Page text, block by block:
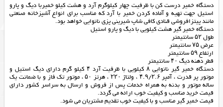
دستگاه خمیر درست کن با ظرفیت چهار کیلوگرم آرد و هشت کیلو خمیربا دیگ و پارو
استیل جهت تهیه و آماده کردن خمیر با آرد که مناسب برای انواع آشپزخانه صنعتی
مانند پیتزافروشی قنادی کافی شاپ شیرینی پزی نانوایی خواهد بود.
دستگاه خمیر گیر هشت کیلویی با دیگ و پارو استیل
طول ۵۲ سانتیمتر
عرض ۷۵ سانتیمتر
ارتفاع ۵۹ سانتیمتر
قطر دهنه دیگ ۴۰ سانتیمتر
دستگاه خمیر گیر نانوایی ۸ کیلویی با ظرفیت آرد ۴ کیلو گرم دارای دیگ استیل و
موتور پر قدرت ، آمپر ۴.۹/۲.۶ ، ولتاژ ۲۲۰ ، هرتز ۵۰ ، موتور تک فاز و با ضمانت یک
ساله موتور و بدنه به همراه خدمات پس از فروش و ارسال به سراسر کشور دارای
قیمت خرید مناسب و کیفیت خوب ارائه می گردد.
قیمت خمیر گیر مناسب و با کیفیت خوب تقدیم مشتریان می شود.